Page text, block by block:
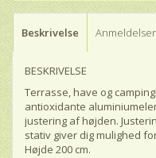
Beskrivelse Anmeldelser
BESKRIVELSE
Terrasse, have og
antioxidante
justering af højden.
stativ giver dig mulighed
Højde 200 cm.